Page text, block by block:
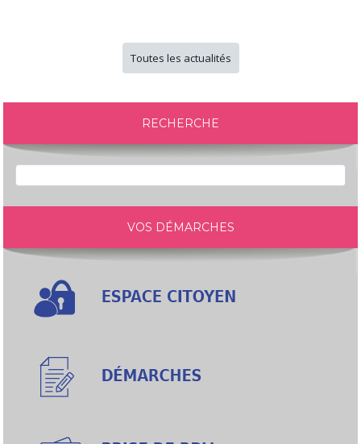
Toutes les actualités
RECHERCHE
VOS DÉMARCHES